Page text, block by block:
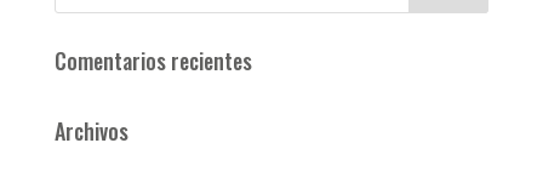
Comentarios recientes
Archivos